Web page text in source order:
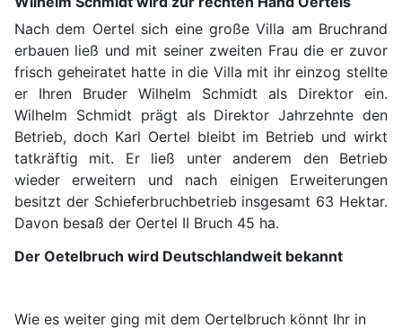
Nach dem Oertel sich eine große Villa am Bruchrand
erbauen ließ und mit seiner zweiten Frau die er zuvor
frisch geheiratet hatte in die Villa mit ihr einzog stellte
er Ihren Bruder Wilhelm Schmidt als Direktor ein.
Wilhelm Schmidt prägt als Direktor Jahrzehnte den
Betrieb, doch Karl Oertel bleibt im Betrieb und wirkt
tatkräftig mit. Er ließ unter anderem den Betrieb
wieder erweitern und nach einigen Erweiterungen
besitzt der Schieferbruchbetrieb insgesamt 63 Hektar.
Davon besaß der Oertel II Bruch 45 ha.
Der Oetelbruch wird Deutschlandweit bekannt
Wie es weiter ging mit dem Oertelbruch könnt Ihr in